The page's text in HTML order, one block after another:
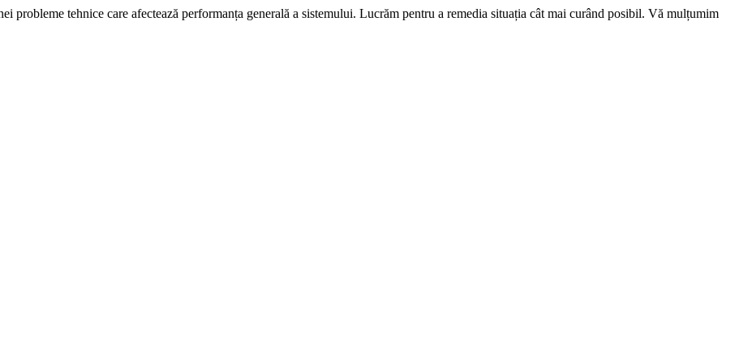
probleme tehnice care afectează performanța generală a sistemului. Lucrăm pentru a remedia situația cât mai curând posibil. Vă mulțumim